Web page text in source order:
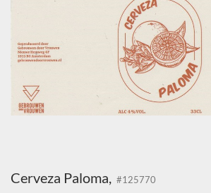
Cerveza Paloma, #125770